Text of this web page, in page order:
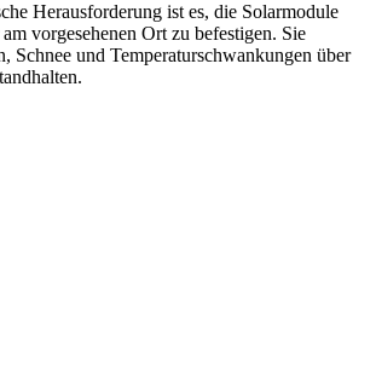
Herausforderung ist es, die Solarmodule
vorgesehenen Ort zu befestigen. Sie
Schnee und Temperaturschwankungen über